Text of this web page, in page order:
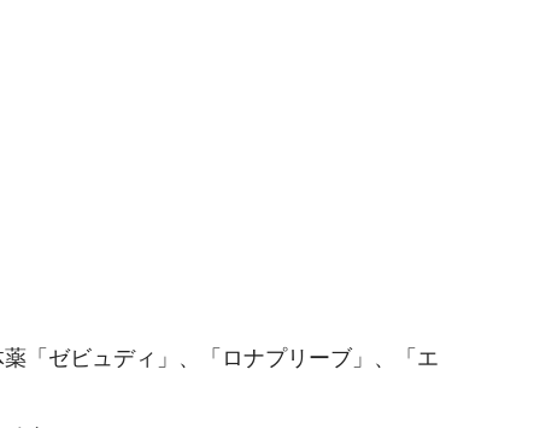
「ゼビュディ」、「ロナプリーブ」、「エ